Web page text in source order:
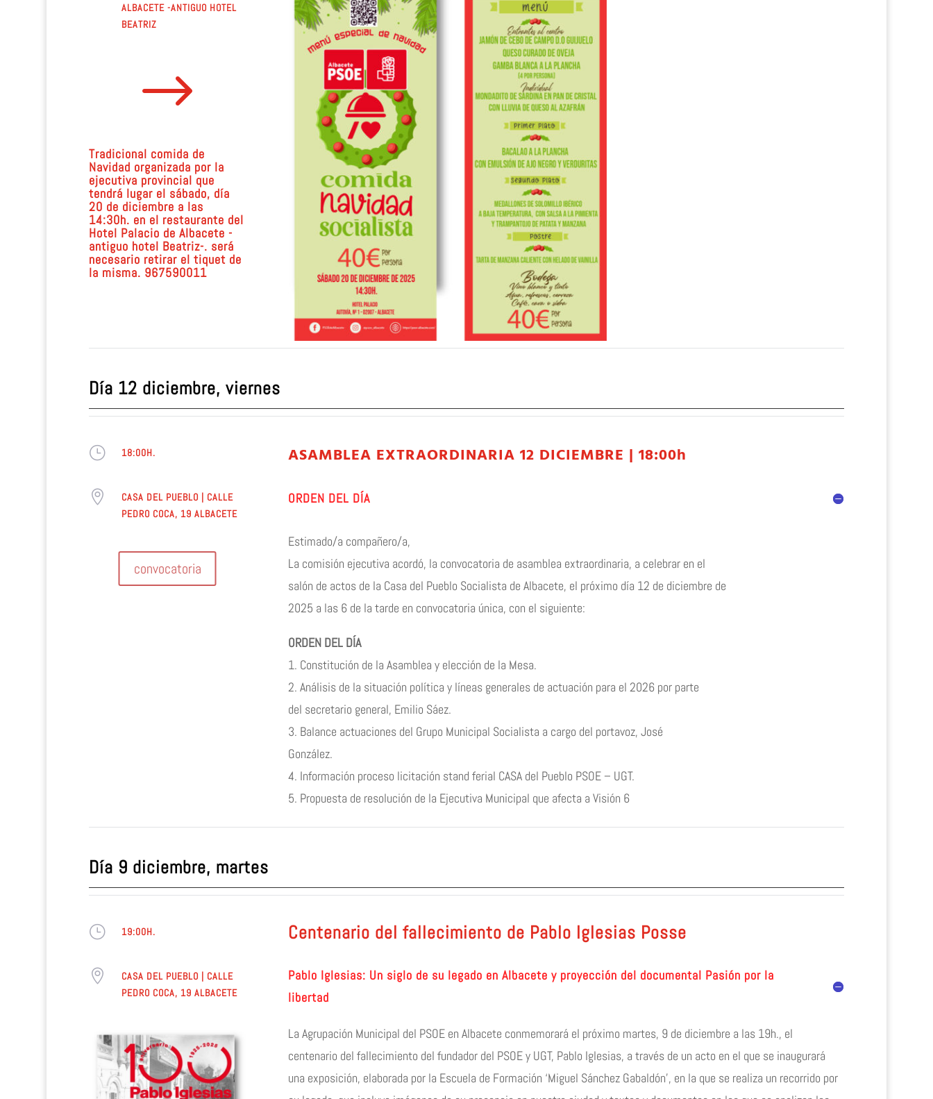
ALBACETE -ANTIGUO HOTEL
BEATRIZ
$
Tradicional comida de
Navidad organizada por la
ejecutiva provincial que
tendrá lugar el sábado, día
20 de diciembre a las
14:30h. en el restaurante del
Hotel Palacio de Albacete -
antiguo hotel Beatriz-. será
necesario retirar el tiquet de
la misma. 967590011
Día 12 diciembre, viernes
} 18:00H.

CASA DEL PUEBLO | CALLE
PEDRO COCA, 19 ALBACETE
convocatoria
ASAMBLEA EXTRAORDINARIA 12 DICIEMBRE | 18:00h
ORDEN DEL DÍA
Estimado/a compañero/a,
La comisión ejecutiva acordó, la convocatoria de asamblea extraordinaria, a celebrar en el
salón de actos de la Casa del Pueblo Socialista de Albacete, el próximo día 12 de diciembre de
2025 a las 6 de la tarde en convocatoria única, con el siguiente:
ORDEN DEL DÍA
1. Constitución de la Asamblea y elección de la Mesa.
2. Análisis de la situación política y líneas generales de actuación para el 2026 por parte
del secretario general, Emilio Sáez.
3. Balance actuaciones del Grupo Municipal Socialista a cargo del portavoz, José
González.
4. Información proceso licitación stand ferial CASA del Pueblo PSOE – UGT.
5. Propuesta de resolución de la Ejecutiva Municipal que afecta a Visión 6
Día 9 diciembre, martes
} 19:00H.

CASA DEL PUEBLO | CALLE
PEDRO COCA, 19 ALBACETE
Centenario del fallecimiento de Pablo Iglesias Posse
Pablo Iglesias: Un siglo de su legado en Albacete y proyección del documental Pasión por la
libertad
La Agrupación Municipal del PSOE en Albacete conmemorará el próximo martes, 9 de diciembre a las 19h., el
centenario del fallecimiento del fundador del PSOE y UGT, Pablo Iglesias, a través de un acto en el que se inaugurará
una exposición, elaborada por la Escuela de Formación ‘Miguel Sánchez Gabaldón’, en la que se realiza un recorrido por